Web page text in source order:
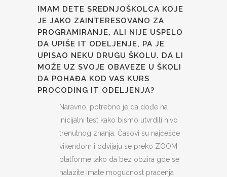
IMAM DETE SREDNJOŠKOLCA KOJE
JE JAKO ZAINTERESOVANO ZA
PROGRAMIRANJE, ALI NIJE USPELO
DA UPIŠE IT ODELJENJE, PA JE
UPISAO NEKU DRUGU ŠKOLU. DA LI
MOŽE UZ SVOJE OBAVEZE U ŠKOLI
DA POHAĐA KOD VAS KURS
PROCODING IT ODELJENJA?
Naravno, potrebno je da dođe na
inicijalni test kako bismo utvrdili nivo
trenutnog znanja. Časovi su najčešće
vikendom i odvijaju se preko ZOOM
platforme tako da bez obzira gde se
nalazite imate mogućnost praćenja